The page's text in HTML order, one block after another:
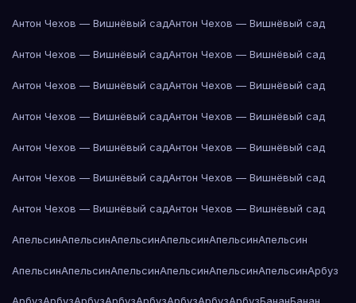
Антон Чехов — Вишнёвый садАнтон Чехов — Вишнёвый сад
Антон Чехов — Вишнёвый садАнтон Чехов — Вишнёвый сад
Антон Чехов — Вишнёвый садАнтон Чехов — Вишнёвый сад
Антон Чехов — Вишнёвый садАнтон Чехов — Вишнёвый сад
Антон Чехов — Вишнёвый садАнтон Чехов — Вишнёвый сад
Антон Чехов — Вишнёвый садАнтон Чехов — Вишнёвый сад
Антон Чехов — Вишнёвый садАнтон Чехов — Вишнёвый сад
АпельсинАпельсинАпельсинАпельсинАпельсинАпельсин
АпельсинАпельсинАпельсинАпельсинАпельсинАпельсинАрбуз